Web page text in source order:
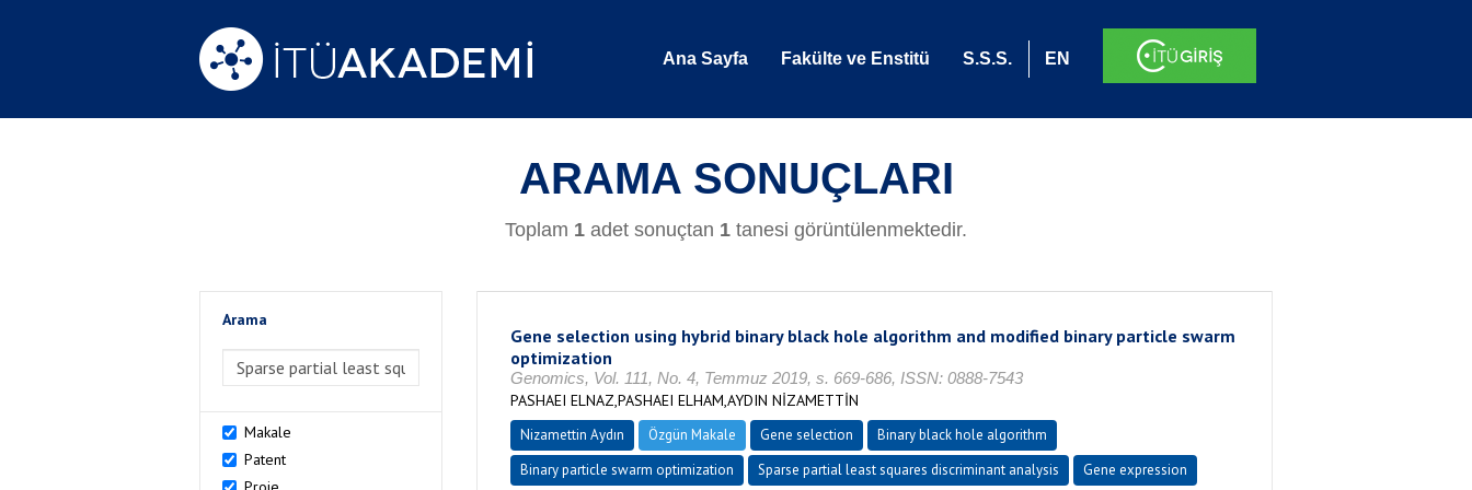
Ana Sayfa Fakülte ve Enstitü S.S.S. EN
ARAMA SONUÇLARI
Toplam 1 adet sonuçtan 1 tanesi görüntülenmektedir.
Arama
>Arama
Makale
Patent
Gene selection using hybrid binary black hole algorithm and modified binary particle swarm
optimization
Genomics, Vol. 111, No. 4, Temmuz 2019, s. 669-686, ISSN: 0888-7543
PASHAEI ELNAZ,PASHAEI ELHAM,AYDIN NİZAMETTİN
Nizamettin Aydın Özgün Makale Gene selection
Binary black hole algorithm
Binary particle swarm optimization
Sparse partial least squares discriminant analysis Gene expression